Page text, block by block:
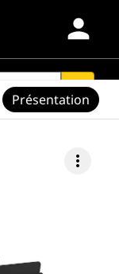
person
search
more_vert
Présentation